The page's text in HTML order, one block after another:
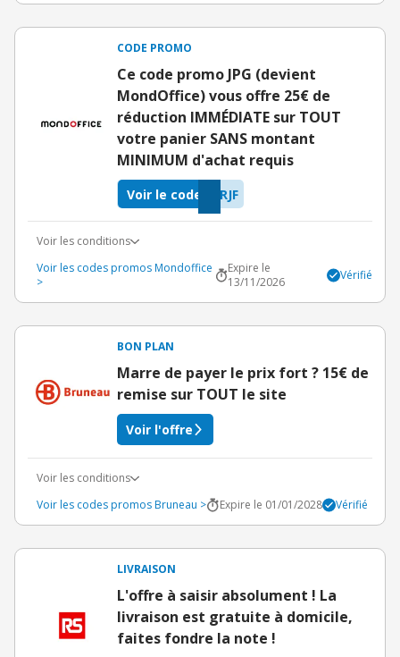
CODE PROMO
Ce code promo JPG (devient
MondOffice) vous offre 25€ de
réduction IMMÉDIATE sur TOUT
votre panier SANS montant
MINIMUM d'achat requis
RJF
Voir le code
Voir les conditions
Voir les codes promos Mondoffice
>
Expire le
13/11/2026
Vérifié
BON PLAN
Marre de payer le prix fort ? 15€ de
remise sur TOUT le site
Voir l'offre
Voir les conditions
Voir les codes promos Bruneau >
Expire le 01/01/2028 Vérifié
LIVRAISON
L'offre à saisir absolument ! La
livraison est gratuite à domicile,
faites fondre la note !